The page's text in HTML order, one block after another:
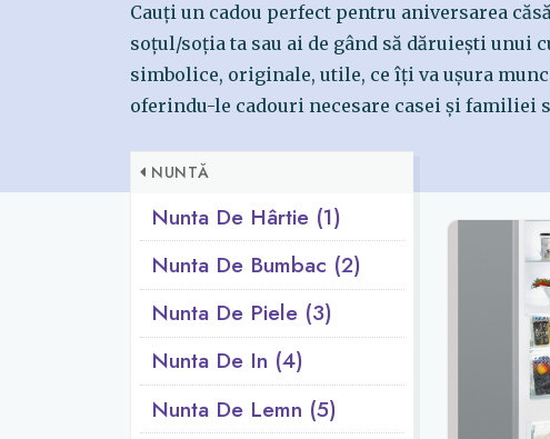
Cauți un cadou perfect pentru aniversarea
soțul/soția ta sau ai de gând să dăruiești
simbolice, originale, utile, ce îți va ușura
oferindu-le cadouri necesare casei și familiei
NUNTĂ
Nunta De Hârtie (1)
Nunta De Bumbac (2)
Nunta De Piele (3)
Nunta De In (4)
Nunta De Lemn (5)